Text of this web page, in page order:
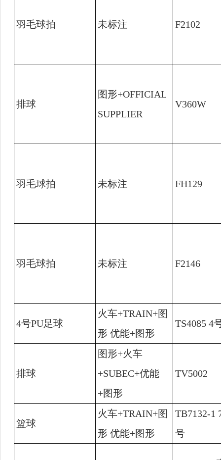
羽毛球拍 未标注 F2102
排球
图形+OFFICIAL
SUPPLIER
V360W
羽毛球拍 未标注 FH129
羽毛球拍 未标注 F2146
4号PU足球
火车+TRAIN+图
形 优能+图形
TS4085 4
排球
图形+火车
+SUBEC+优能
+图形
TV5002
篮球
火车+TRAIN+图
形 优能+图形
TB7132-1
号